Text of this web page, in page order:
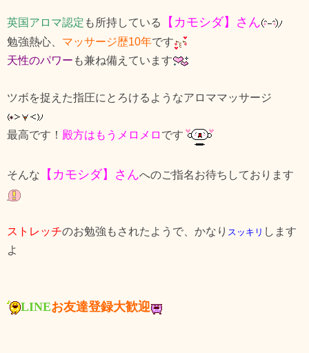
英国アロマ認定 も所持している 【カモシダ】さん
勉強熱心、 マッサージ歴10年です
天性のパワー も兼ね備えています
ツボを捉えた指圧にとろけるようなアロママッサージ
最高です！ 殿方はもうメロメロ です
そんな 【カモシダ】さんへのご指名お待ちしております
ストレッチのお勉強もされたようで、かなり スッキリ します
よ
LINEお友達登録大歓迎